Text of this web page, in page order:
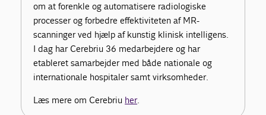
om at forenkle og automatisere radiologiske
processer og forbedre effektiviteten af MR-
scanninger ved hjælp af kunstig klinisk intelligens.
I dag har Cerebriu 36 medarbejdere og har
etableret samarbejder med både nationale og
internationale hospitaler samt virksomheder.
Læs mere om Cerebriu her.